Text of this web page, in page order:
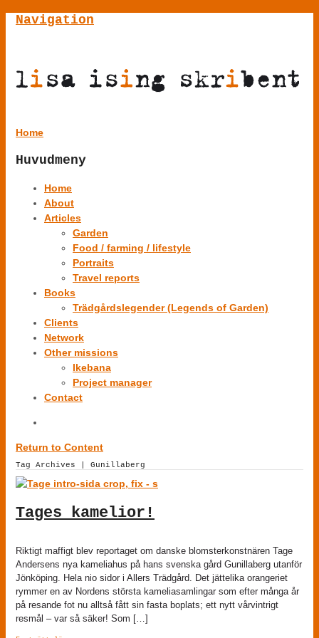
Navigation
Home
Huvudmeny
Home
About
Articles
Garden
Food / farming / lifestyle
Portraits
Travel reports
Books
Trädgårdslegender (Legends of Garden)
Clients
Network
Other missions
Ikebana
Project manager
Contact
Return to Content
Tag Archives | Gunillaberg
Tages kamelior!
Riktigt maffigt blev reportaget om danske blomsterkonstnären Tage
Andersens nya kameliahus på hans svenska gård Gunillaberg utanför
Jönköping. Hela nio sidor i Allers Trädgård. Det jättelika orangeriet
rymmer en av Nordens största kameliasamlingar som efter många år
på resande fot nu alltså fått sin fasta boplats; ett nytt vårvintrigt
resmål – var så säker! Som […]